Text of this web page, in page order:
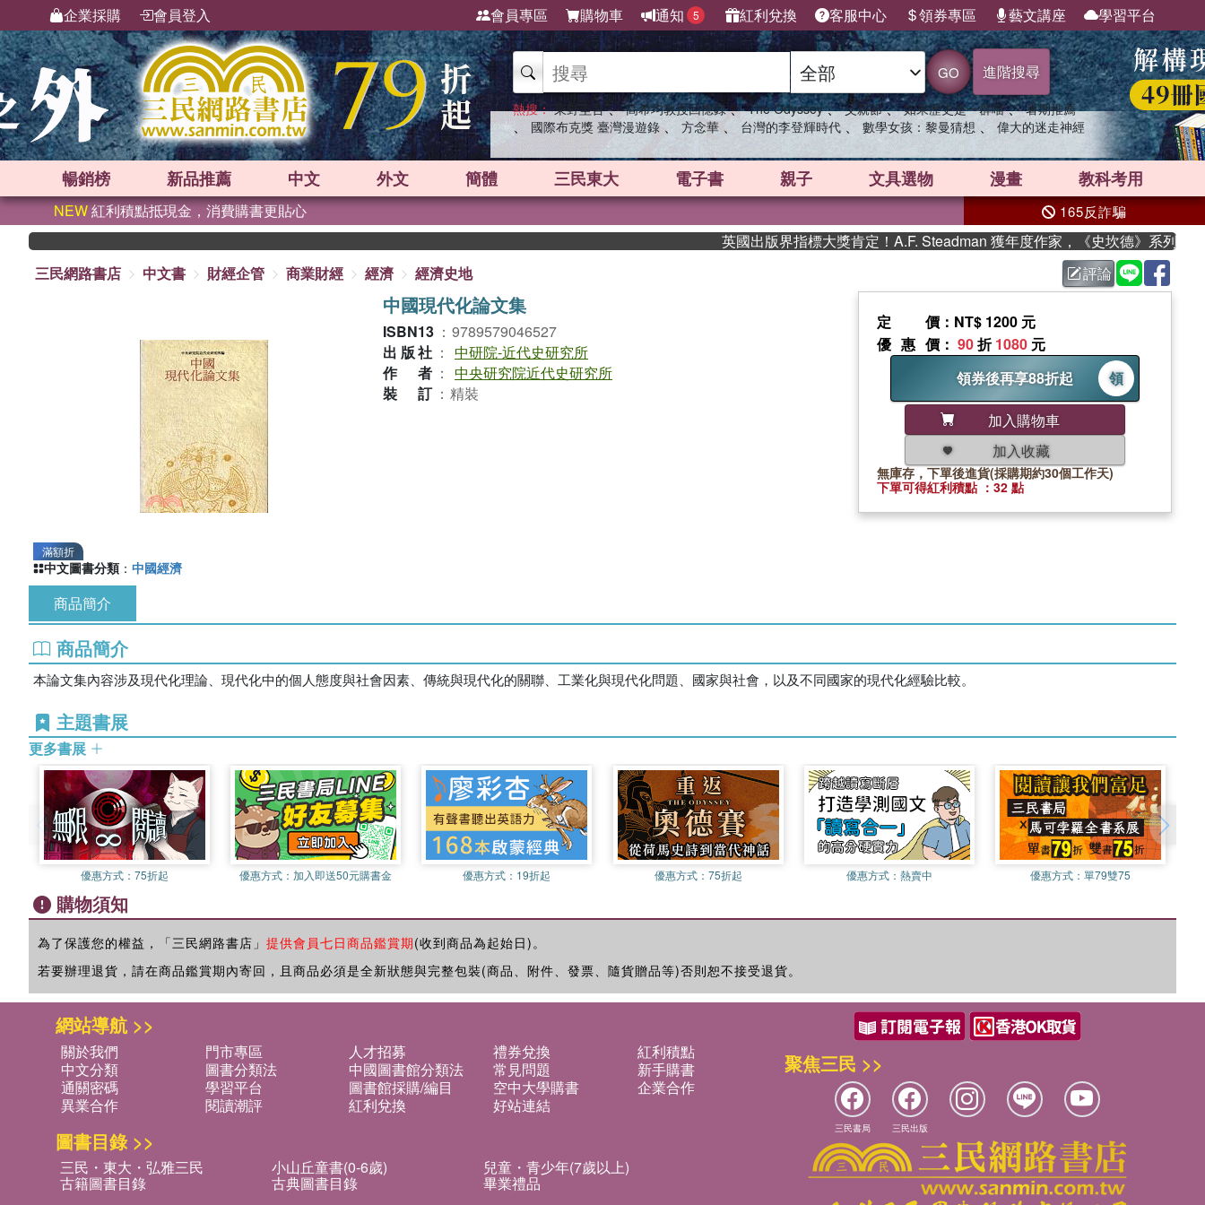
企業採購 會員登入 會員專區 購物車 通知 5 紅利兌換 客服中心 領券專區 藝文講座 學習平台
GO 進階搜尋
熱搜： 東野圭吾 、 高希均教授回憶錄 、 The Odyssey 、 父親節 、 如果歷史是一群喵 、 暑期推薦
、 國際布克獎 臺灣漫遊錄 、 方念華 、 台灣的李登輝時代 、 數學女孩：黎曼猜想 、 偉大的迷走神經
暢銷榜 新品推薦 中文 外文 簡體 三民東大 電子書 親子 文具選物 漫畫 教科考用
NEW紅利積點抵現金，消費購書更貼心 165反詐騙
英國出版界指標大獎肯定！A.F. Steadman 獲年度作家，《史坎德》系列帶你踏
三民網路書店
中文書 財經企管 商業財經 經濟 經濟史地 評論
滿額折
中國現代化論文集
ISBN13 ： 9789579046527
出版社 ： 中研院-近代史研究所
作者 ： 中央研究院近代史研究所
裝訂 ： 精裝
定價 ：NT$ 1200 元
優惠價 ： 90折1080 元
領券後再享88折起
領
加入購物車
加入收藏
無庫存，下單後進貨(採購期約30個工作天)
下單可得紅利積點 ：32 點
中文圖書分類 ： 中國經濟
商品簡介
商品簡介
本論文集內容涉及現代化理論、現代化中的個人態度與社會因素、傳統與現代化的關聯、工業化與現代化問題、國家與社會，以及不同國家的現代化經驗比較。
主題書展
更多書展
優惠方式： 75折起 優惠方式： 加入即送50元購書金 優惠方式： 19折起 優惠方式： 75折起 優惠方式： 熱賣中 優惠方式：單79雙75
購物須知
為了保護您的權益，「三民網路書店」 提供會員七日商品鑑賞期(收到商品為起始日)。
若要辦理退貨，請在商品鑑賞期內寄回，且商品必須是全新狀態與完整包裝(商品、附件、發票、隨貨贈品等)否則恕不接受退貨。
網站導航 >>
關於我們 門市專區 人才招募 禮券兌換
紅利積點
中文分類
圖書分類法 中國圖書館分類法 常見問題
新手購書
通關密碼
學習平台 圖書館採購/編目 空中大學購書
企業合作
異業合作
閱讀潮評 紅利兌換 好站連結
圖書目錄 >>
三民・東大・弘雅三民 小山丘童書(0-6歲) 兒童・青少年(7歲以上)
古籍圖書目錄 古典圖書目錄 畢業禮品
聚焦三民 >>
三民書局 三民出版